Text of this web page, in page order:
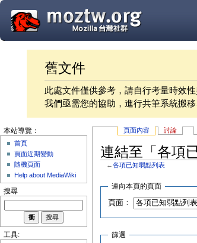
舊文件
此處文件僅供參考，請自行考量時效
我們亟需您的協助，進行共筆系統搬
頁面內容 討論
連結至「各項
←各項已知弱點列表
連向本頁的頁面
頁面：
篩選
本站導覽：
首頁
頁面近期變動
隨機頁面
Help about MediaWiki
搜尋
工具: